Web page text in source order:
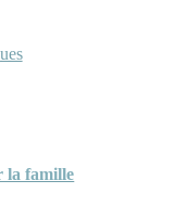
la famille